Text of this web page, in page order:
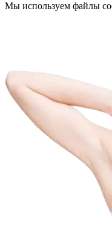
Мы используем файлы